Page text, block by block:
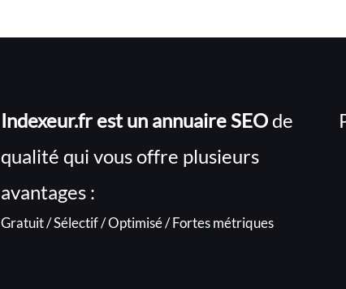
Indexeur.fr est un annuaire SEOde
qualité qui vous offre plusieurs
avantages :
Gratuit / Sélectif / Optimisé / Fortes métriques